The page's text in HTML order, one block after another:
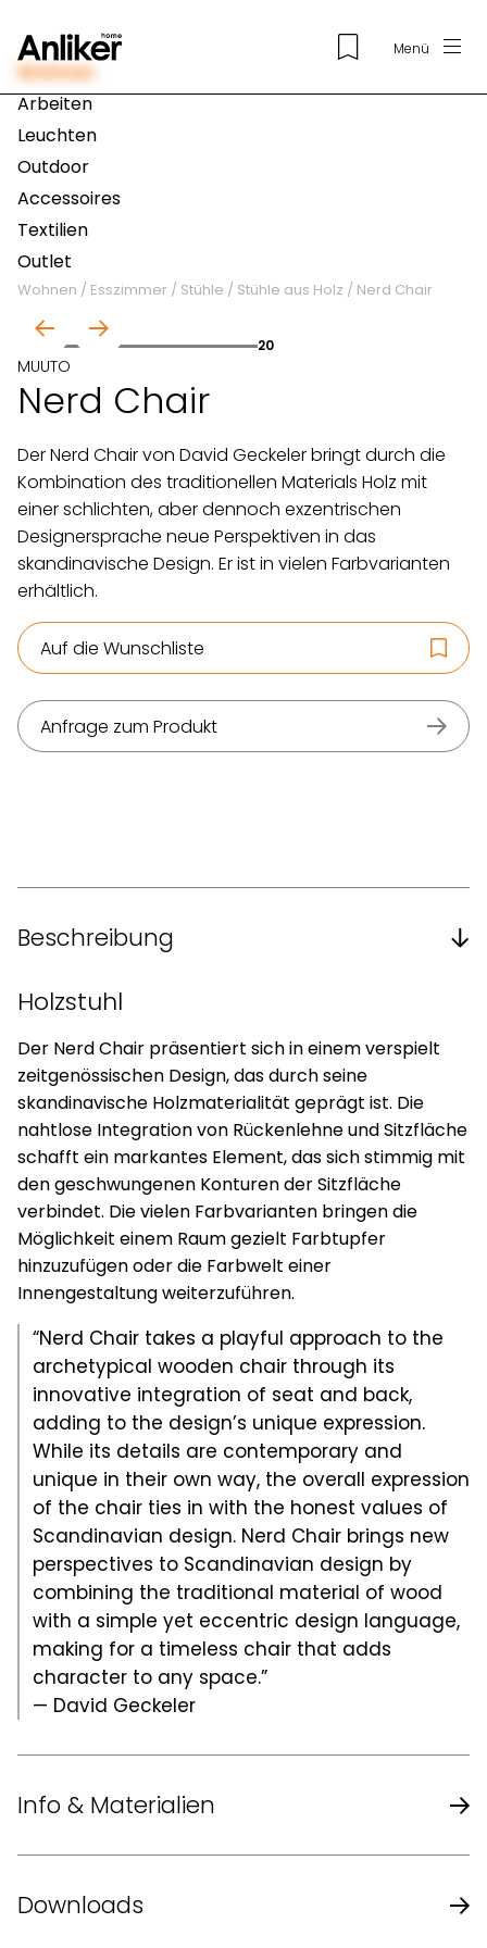
Menü
Wohnen
Arbeiten
Leuchten
Outdoor
Accessoires
Textilien
Outlet
Wohnen / Esszimmer / Stühle / Stühle aus Holz / Nerd Chair
20
MUUTO
Nerd Chair
Der Nerd Chair von David Geckeler bringt durch die
Kombination des traditionellen Materials Holz mit
einer schlichten, aber dennoch exzentrischen
Designersprache neue Perspektiven in das
skandinavische Design. Er ist in vielen Farbvarianten
erhältlich.
Auf die Wunschliste
Anfrage zum Produkt
Beschreibung
Holzstuhl
Der Nerd Chair präsentiert sich in einem verspielt
zeitgenössischen Design, das durch seine
skandinavische Holzmaterialität geprägt ist. Die
nahtlose Integration von Rückenlehne und Sitzfläche
schafft ein markantes Element, das sich stimmig mit
den geschwungenen Konturen der Sitzfläche
verbindet. Die vielen Farbvarianten bringen die
Möglichkeit einem Raum gezielt Farbtupfer
hinzuzufügen oder die Farbwelt einer
Innengestaltung weiterzuführen.
“Nerd Chair takes a playful approach to the
archetypical wooden chair through its
innovative integration of seat and back,
adding to the design’s unique expression.
While its details are contemporary and
unique in their own way, the overall expression
of the chair ties in with the honest values of
Scandinavian design. Nerd Chair brings new
perspectives to Scandinavian design by
combining the traditional material of wood
with a simple yet eccentric design language,
making for a timeless chair that adds
character to any space.”
— David Geckeler
Info & Materialien
Design
Downloads